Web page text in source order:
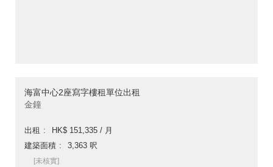
海富中心2座寫字樓租單位出租
金鐘
出租
HK$ 151,335 / 月
建築面積
3,363 呎
[未核實]